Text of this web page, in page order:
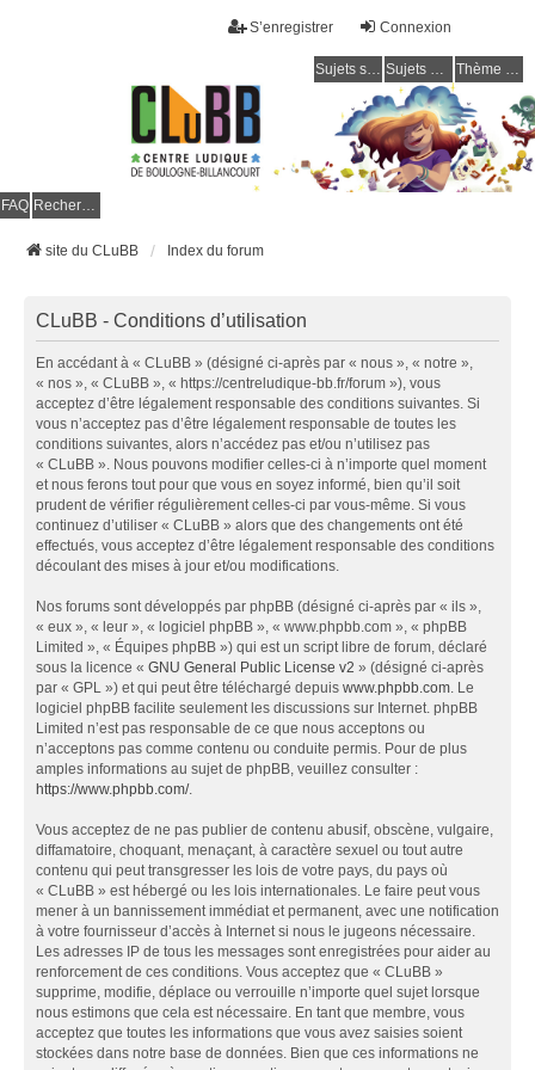
Connexion
S’enregistrer
Sujets sans réponse Sujets actifs Thème clair / foncé
FAQ Rechercher
site du CLuBB Index du forum
CLuBB - Conditions d’utilisation
En accédant à « CLuBB » (désigné ci-après par « nous », « notre »,
« nos », « CLuBB », « https://centreludique-bb.fr/forum »), vous
acceptez d’être légalement responsable des conditions suivantes. Si
vous n’acceptez pas d’être légalement responsable de toutes les
conditions suivantes, alors n’accédez pas et/ou n’utilisez pas
« CLuBB ». Nous pouvons modifier celles-ci à n’importe quel moment
et nous ferons tout pour que vous en soyez informé, bien qu’il soit
prudent de vérifier régulièrement celles-ci par vous-même. Si vous
continuez d’utiliser « CLuBB » alors que des changements ont été
effectués, vous acceptez d’être légalement responsable des conditions
découlant des mises à jour et/ou modifications.
Nos forums sont développés par phpBB (désigné ci-après par « ils »,
« eux », « leur », « logiciel phpBB », « www.phpbb.com », « phpBB
Limited », « Équipes phpBB ») qui est un script libre de forum, déclaré
sous la licence « GNU General Public License v2 » (désigné ci-après
par « GPL ») et qui peut être téléchargé depuis www.phpbb.com. Le
logiciel phpBB facilite seulement les discussions sur Internet. phpBB
Limited n’est pas responsable de ce que nous acceptons ou
n’acceptons pas comme contenu ou conduite permis. Pour de plus
amples informations au sujet de phpBB, veuillez consulter :
https://www.phpbb.com/.
Vous acceptez de ne pas publier de contenu abusif, obscène, vulgaire,
diffamatoire, choquant, menaçant, à caractère sexuel ou tout autre
contenu qui peut transgresser les lois de votre pays, du pays où
« CLuBB » est hébergé ou les lois internationales. Le faire peut vous
mener à un bannissement immédiat et permanent, avec une notification
à votre fournisseur d’accès à Internet si nous le jugeons nécessaire.
Les adresses IP de tous les messages sont enregistrées pour aider au
renforcement de ces conditions. Vous acceptez que « CLuBB »
supprime, modifie, déplace ou verrouille n’importe quel sujet lorsque
nous estimons que cela est nécessaire. En tant que membre, vous
acceptez que toutes les informations que vous avez saisies soient
stockées dans notre base de données. Bien que ces informations ne